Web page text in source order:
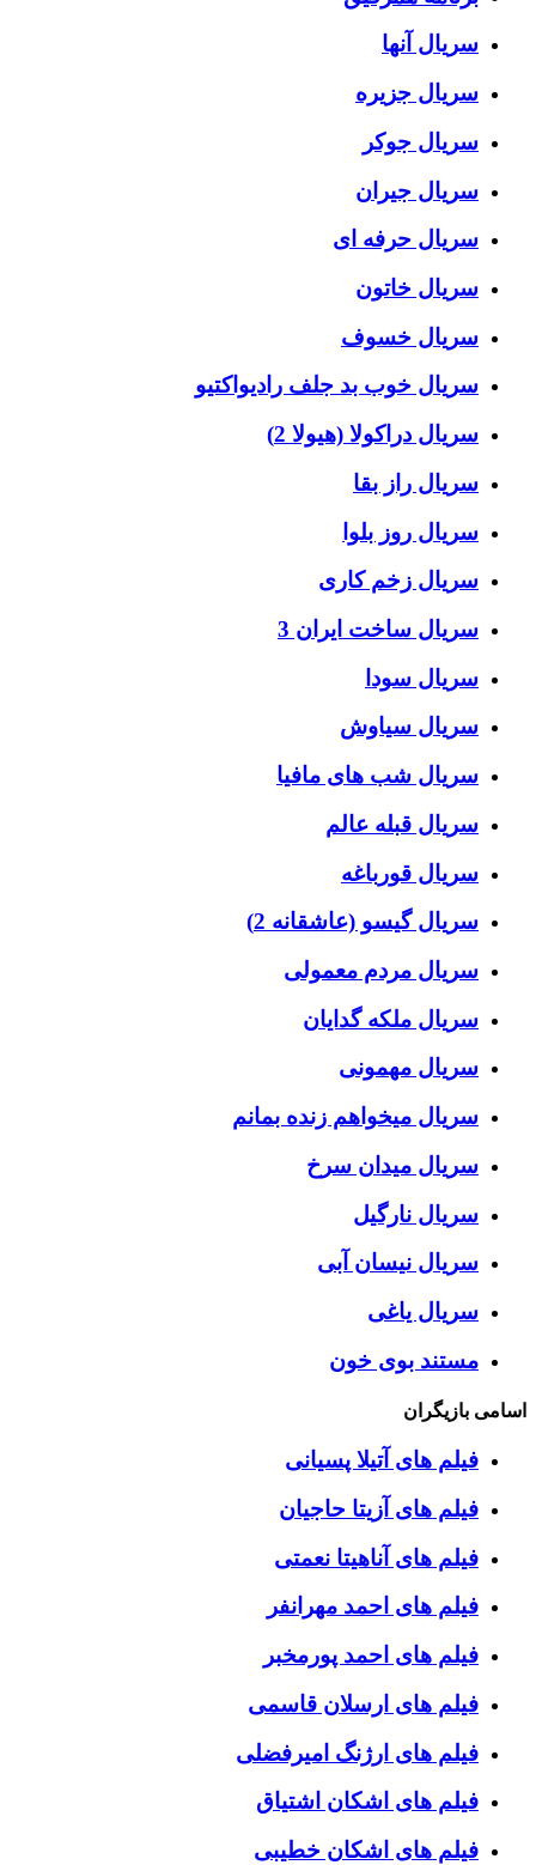
سریال آنها
سریال جزیره
سریال جوکر
سریال جیران
سریال حرفه ای
سریال خاتون
سریال خسوف
سریال خوب بد جلف رادیواکتیو
سریال دراکولا (هیولا 2)
سریال راز بقا
سریال روز بلوا
سریال زخم کاری
سریال ساخت ایران 3
سریال سودا
سریال سیاوش
سریال شب های مافیا
سریال قبله عالم
سریال قورباغه
سریال گیسو (عاشقانه 2)
سریال مردم معمولی
سریال ملکه گدایان
سریال مهمونی
سریال میخواهم زنده بمانم
سریال میدان سرخ
سریال نارگیل
سریال نیسان آبی
سریال یاغی
مستند بوی خون
اسامی بازیگران
فیلم های آتیلا پسیانی
فیلم های آزیتا حاجیان
فیلم های آناهیتا نعمتی
فیلم های احمد مهرانفر
فیلم های احمد پورمخبر
فیلم های ارسلان قاسمی
فیلم های ارژنگ امیرفضلی
فیلم های اشکان اشتیاق
فیلم های اشکان خطیبی